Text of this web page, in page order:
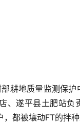
耕地质量监测保
、遂平县土肥站
都被壤动FT的拌